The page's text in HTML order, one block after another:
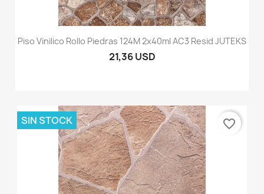
Piso Vinilico Rollo Piedras 124M 2x40ml AC3 Resid JUTEKS
21,36 USD
SIN STOCK favorite_border